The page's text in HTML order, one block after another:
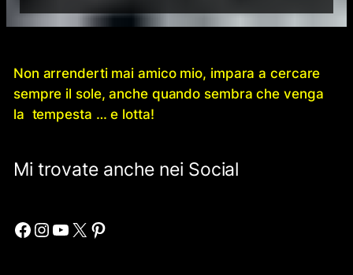
Non arrenderti mai amico mio, impara a cercare
sempre il sole, anche quando sembra che venga
la tempesta … e lotta!
Mi trovate anche nei Social
Facebook Instagram YouTube X Pinterest